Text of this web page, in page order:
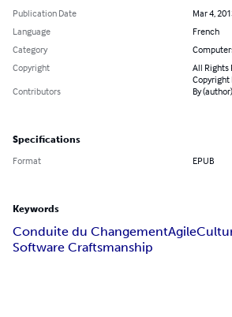
Publication Date
Mar 4,
Language
French
Category
Copyright
All Rights
Copyright
Contributors
By
Specifications
Format EPUB
Keywords
Conduite du ChangementAgile
Software Craftsmanship